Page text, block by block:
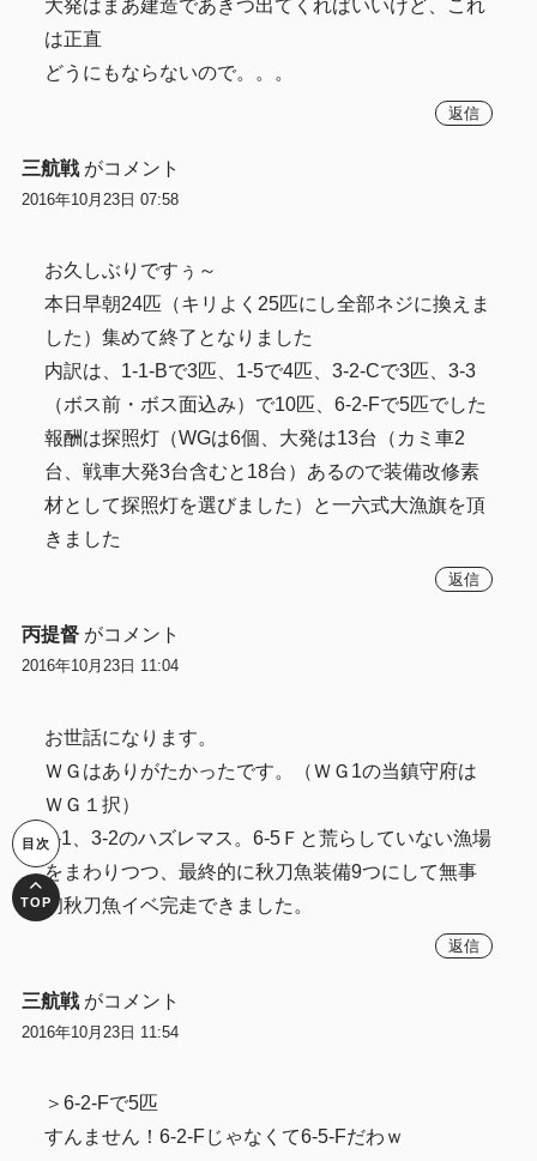
大発はまあ建造であきつ出てくればいいけど、これ
は正直
どうにもならないので。。。
返信
三航戦 がコメント
2016年10月23日 07:58
お久しぶりですぅ～
本日早朝24匹（キリよく25匹にし全部ネジに換えま
した）集めて終了となりました
内訳は、1-1-Bで3匹、1-5で4匹、3-2-Cで3匹、3-3
（ボス前・ボス面込み）で10匹、6-2-Fで5匹でした
報酬は探照灯（WGは6個、大発は13台（カミ車2
台、戦車大発3台含むと18台）あるので装備改修素
材として探照灯を選びました）と一六式大漁旗を頂
きました
返信
丙提督 がコメント
2016年10月23日 11:04
お世話になります。
ＷＧはありがたかったです。（ＷＧ1の当鎮守府は
ＷＧ１択）
3-1、3-2のハズレマス。6-5Ｆと荒らしていない漁場
をまわりつつ、最終的に秋刀魚装備9つにして無事
初秋刀魚イベ完走できました。
返信
三航戦 がコメント
2016年10月23日 11:54
＞6-2-Fで5匹
すんません！6-2-Fじゃなくて6-5-Fだわｗ